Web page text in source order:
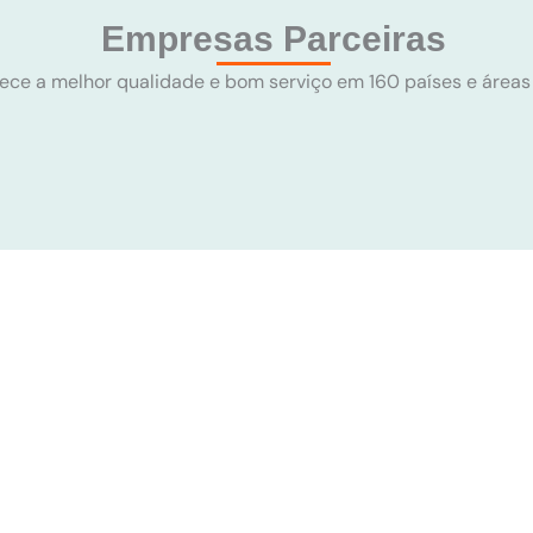
Empresas Parceiras
a melhor qualidade e bom serviço em 160 países e